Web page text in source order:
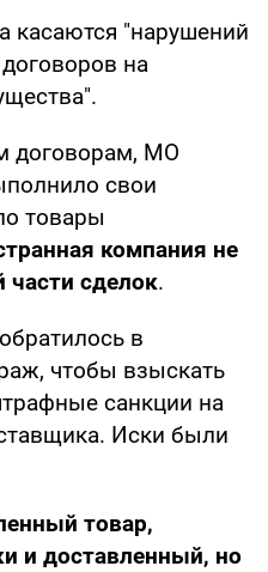
касаются "нарушений
на
договорам, МО
свои
товары
компания не
части сделок.
в
чтобы взыскать
санкции на
Иски были
товар,
и доставленный, но